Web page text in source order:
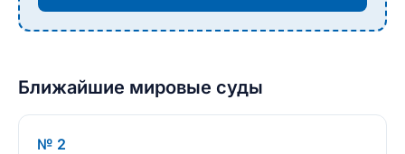
Ближайшие мировые суды
№ 2